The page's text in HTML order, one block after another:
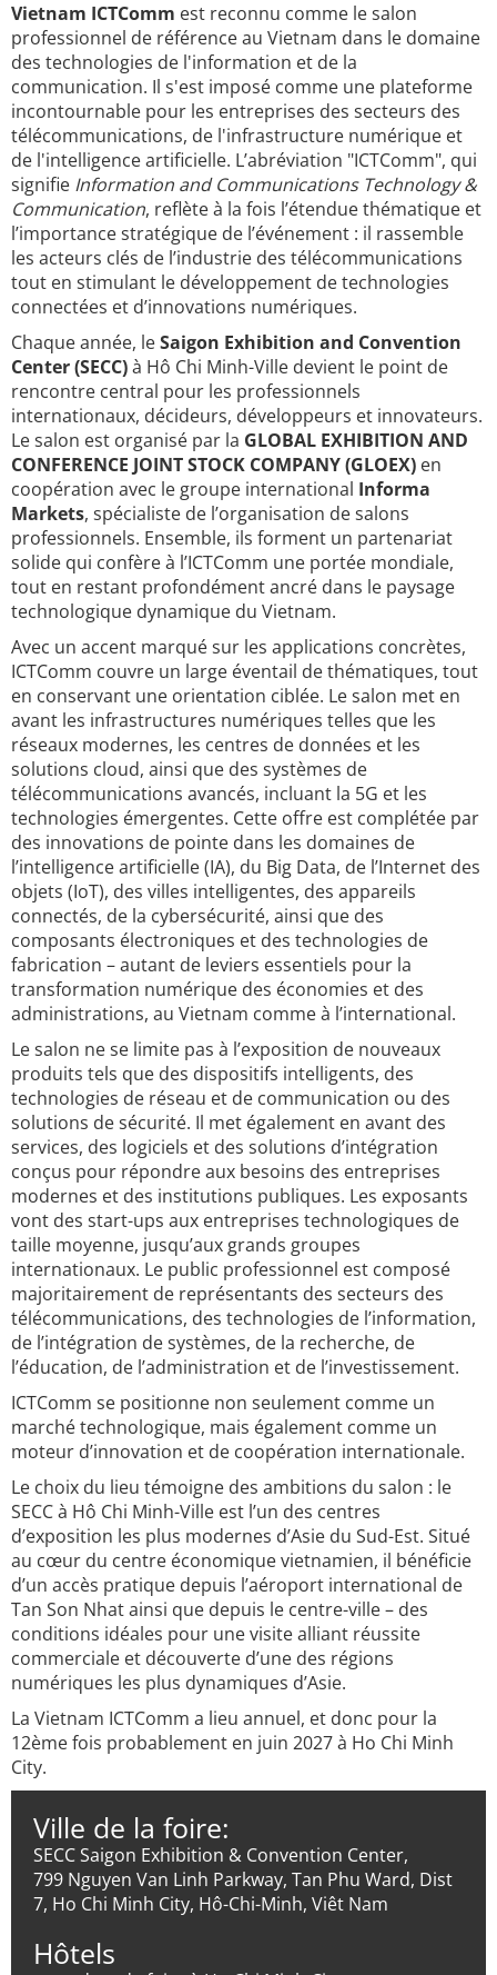
Vietnam ICTComm est reconnu comme le salon
professionnel de référence au Vietnam dans le domaine
des technologies de l'information et de la
communication. Il s'est imposé comme une plateforme
incontournable pour les entreprises des secteurs des
télécommunications, de l'infrastructure numérique et
de l'intelligence artificielle. L’abréviation "ICTComm", qui
signifie Information and Communications Technology &
Communication, reflète à la fois l’étendue thématique et
l’importance stratégique de l’événement : il rassemble
les acteurs clés de l’industrie des télécommunications
tout en stimulant le développement de technologies
connectées et d’innovations numériques.
Chaque année, leSaigon Exhibition and Convention
Center (SECC)à Hô Chi Minh-Ville devient le point de
rencontre central pour les professionnels
internationaux, décideurs, développeurs et innovateurs.
Le salon est organisé par la GLOBAL EXHIBITION AND
CONFERENCE JOINT STOCK COMPANY (GLOEX) en
coopération avec le groupe international Informa
Markets, spécialiste de l’organisation de salons
professionnels. Ensemble, ils forment un partenariat
solide qui confère à l’ICTComm une portée mondiale,
tout en restant profondément ancré dans le paysage
technologique dynamique du Vietnam.
Avec un accent marqué sur les applications concrètes,
ICTComm couvre un large éventail de thématiques, tout
en conservant une orientation ciblée. Le salon met en
avant les infrastructures numériques telles que les
réseaux modernes, les centres de données et les
solutions cloud, ainsi que des systèmes de
télécommunications avancés, incluant la 5G et les
technologies émergentes. Cette offre est complétée par
des innovations de pointe dans les domaines de
l’intelligence artificielle (IA), du Big Data, de l’Internet des
objets (IoT), des villes intelligentes, des appareils
connectés, de la cybersécurité, ainsi que des
composants électroniques et des technologies de
fabrication – autant de leviers essentiels pour la
transformation numérique des économies et des
administrations, au Vietnam comme à l’international.
Le salon ne se limite pas à l’exposition de nouveaux
produits tels que des dispositifs intelligents, des
technologies de réseau et de communication ou des
solutions de sécurité. Il met également en avant des
services, des logiciels et des solutions d’intégration
conçus pour répondre aux besoins des entreprises
modernes et des institutions publiques. Les exposants
vont des start-ups aux entreprises technologiques de
taille moyenne, jusqu’aux grands groupes
internationaux. Le public professionnel est composé
majoritairement de représentants des secteurs des
télécommunications, des technologies de l’information,
de l’intégration de systèmes, de la recherche, de
l’éducation, de l’administration et de l’investissement.
ICTComm se positionne non seulement comme un
marché technologique, mais également comme un
moteur d’innovation et de coopération internationale.
Le choix du lieu témoigne des ambitions du salon : le
SECC à Hô Chi Minh-Ville est l’un des centres
d’exposition les plus modernes d’Asie du Sud-Est. Situé
au cœur du centre économique vietnamien, il bénéficie
d’un accès pratique depuis l’aéroport international de
Tan Son Nhat ainsi que depuis le centre-ville – des
conditions idéales pour une visite alliant réussite
commerciale et découverte d’une des régions
numériques les plus dynamiques d’Asie.
La Vietnam ICTComm a lieu annuel, et donc pour la
12ème fois probablement en juin 2027 à Ho Chi Minh
City.
Ville de la foire:
SECC Saigon Exhibition & Convention Center,
799 Nguyen Van Linh Parkway, Tan Phu Ward, Dist
7, Ho Chi Minh City, Hô-Chi-Minh, Viêt Nam
Hôtels